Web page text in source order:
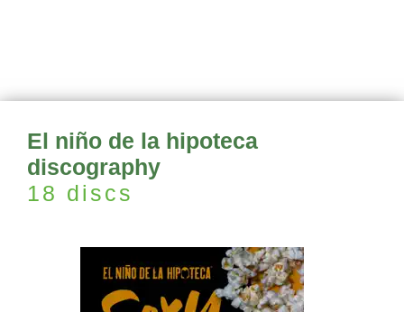
El niño de la hipoteca
discography
18 discs